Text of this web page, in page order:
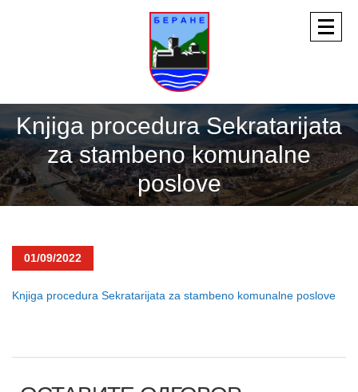
Knjiga procedura Sekratarijata
za stambeno komunalne
poslove
01/09/2022
Knjiga procedura Sekratarijata za stambeno komunalne poslove